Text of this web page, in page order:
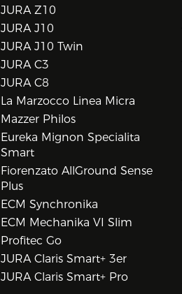
JURA Z10
JURA J10
JURA J10 Twin
JURA C3
JURA C8
La Marzocco Linea Micra
Mazzer Philos
Eureka Mignon Specialita
Smart
Fiorenzato AllGround Sense
Plus
ECM Synchronika
ECM Mechanika VI Slim
Profitec Go
JURA Claris Smart+ 3er
JURA Claris Smart+ Pro